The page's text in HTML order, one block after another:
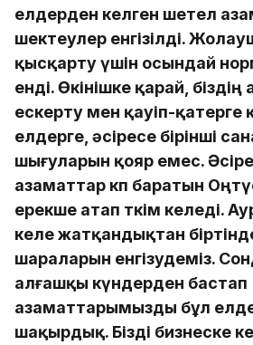
елдерден келген шетел
шектеулер енгізілді.
қысқарту үшін осындай
енді. Өкінішке қарай,
ескерту мен қауіп-қатерге
елдерге, әсіресе бірінші
шығуларын қояр емес.
азаматтар көп баратын
ерекше атап өткім келеді.
келе жатқандықтан
шараларын енгізудеміз.
алғашқы күндерден бастап
азаматтарымызды бұл
шақырдық. Бізді бизнеске